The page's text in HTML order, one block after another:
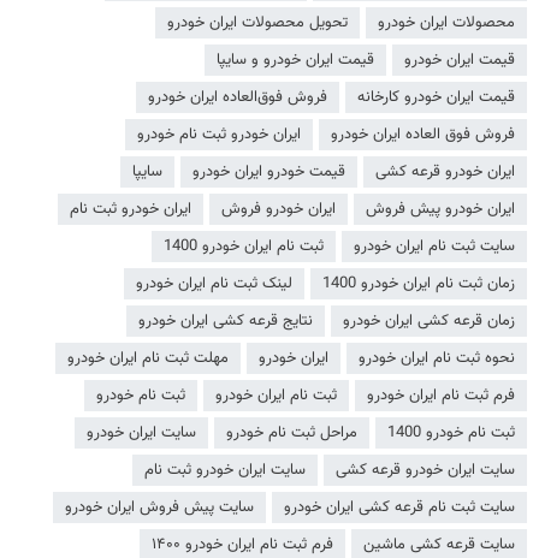
محصولات ایران خودرو
تحویل محصولات ایران خودرو
قیمت ایران خودرو
قیمت ایران خودرو و سایپا
قیمت ایران خودرو کارخانه
فروش فوق‌العاده ایران خودرو
فروش فوق العاده ایران خودرو
ایران خودرو ثبت نام خودرو
ایران خودرو قرعه کشی
قیمت خودرو ایران خودرو
سایپا
ایران خودرو پیش فروش
ایران خودرو فروش
ایران خودرو ثبت نام
سایت ثبت نام ایران خودرو
ثبت نام ایران خودرو 1400
زمان ثبت نام ایران خودرو 1400
لینک ثبت نام ایران خودرو
زمان قرعه کشی ایران خودرو
نتایج قرعه کشی ایران خودرو
نحوه ثبت نام ایران خودرو
ایران خودرو
مهلت ثبت نام ایران خودرو
فرم ثبت نام ایران خودرو
ثبت نام ایران خودرو
ثبت نام خودرو
ثبت نام خودرو 1400
مراحل ثبت نام خودرو
سایت ایران خودرو
سایت ایران خودرو قرعه کشی
سایت ایران خودرو ثبت نام
سایت ثبت نام قرعه کشی ایران خودرو
سایت پیش فروش ایران خودرو
سایت قرعه کشی ماشین
فرم ثبت نام ایران خودرو ۱۴۰۰